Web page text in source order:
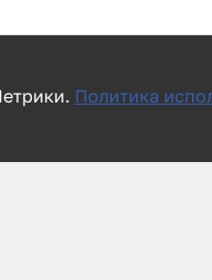
Политика